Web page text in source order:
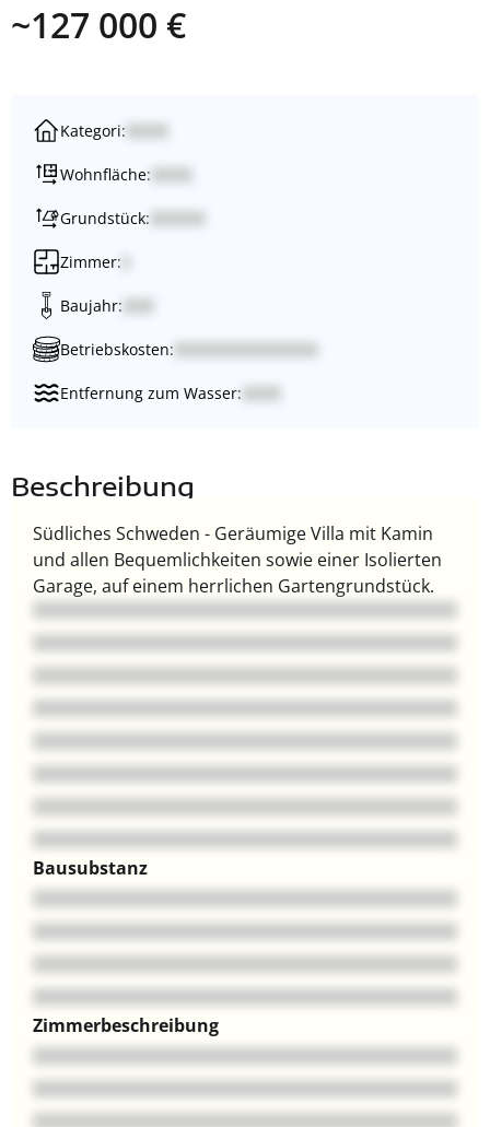
~127 000 €
Kategori:
Wohnfläche:
Grundstück:
Zimmer:
Baujahr:
Betriebskosten:
Entfernung zum Wasser:
Beschreibung
Südliches Schweden - Geräumige Villa mit Kamin
und allen Bequemlichkeiten sowie einer Isolierten
Garage, auf einem herrlichen Gartengrundstück.
Bausubstanz
Zimmerbeschreibung